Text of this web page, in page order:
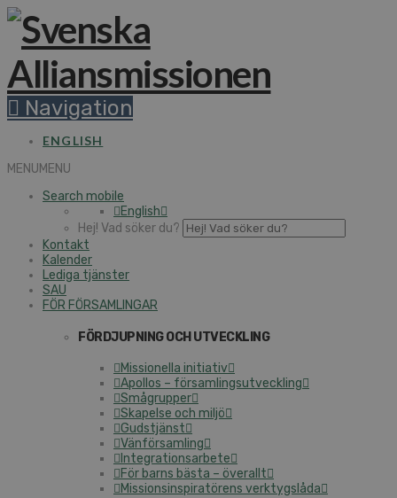
Navigation
ENGLISH
MENUMENU
Search mobile
English
Hej! Vad söker du?
Kontakt
Kalender
Lediga tjänster
SAU
FÖR FÖRSAMLINGAR
FÖRDJUPNING OCH UTVECKLING
Missionella initiativ
Apollos – församlingsutveckling
Smågrupper
Skapelse och miljö
Gudstjänst
Vänförsamling
Integrationsarbete
För barns bästa – överallt
Missionsinspiratörens verktygslåda